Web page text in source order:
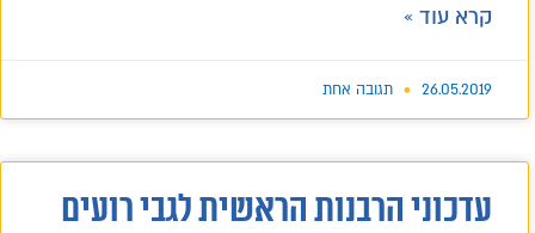
קרא עוד »
26.05.2019 תגובה אחת
עדכוני הרבנות הראשית לגבי רועים